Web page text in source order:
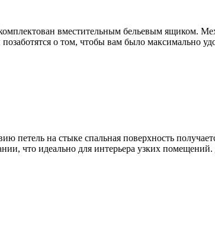
вместительным бельевым ящиком.
о том, чтобы вам было максимально
петель на стыке спальная поверхность
что идеально для интерьера узких